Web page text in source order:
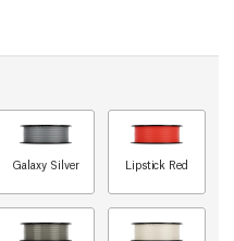
Galaxy Silver Lipstick Red